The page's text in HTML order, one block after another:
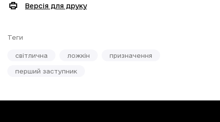
Версія для друку
Теги
світлична ложкін призначення
перший заступник